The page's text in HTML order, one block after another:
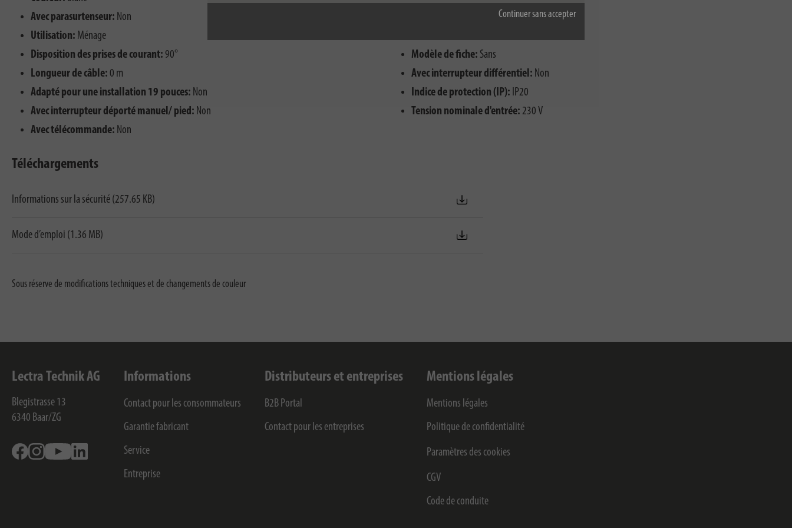
Continuer sans accepter
Avec parasurtenseur: Non
Utilisation: Ménage
Disposition des prises de courant: 90°
Longueur de câble: 0 m
Adapté pour une installation 19 pouces: Non
Avec interrupteur déporté manuel/ pied: Non
Avec télécommande: Non
Pour une utilisation en extérieur:Non
Modèle de fiche: Sans
Avec interrupteur différentiel: Non
Indice de protection (IP): IP20
Tension nominale d'entrée: 230 V
Téléchargements
Informations sur la sécurité (257.65 KB)
Mode d’emploi (1.36 MB)
Sous réserve de modifications techniques et de changements de couleur
Lectra Technik AG
Blegistrasse 13
6340 Baar/ZG
FacebookInstagramYoutube
Informations
Contact pour les consommateurs
Garantie fabricant
Service
Entreprise
Distributeurs et entreprises
B2B Portal
Contact pour les entreprises
Mentions légales
Mentions légales
Politique de confidentialité
Paramètres des cookies
CGV
Code de conduite